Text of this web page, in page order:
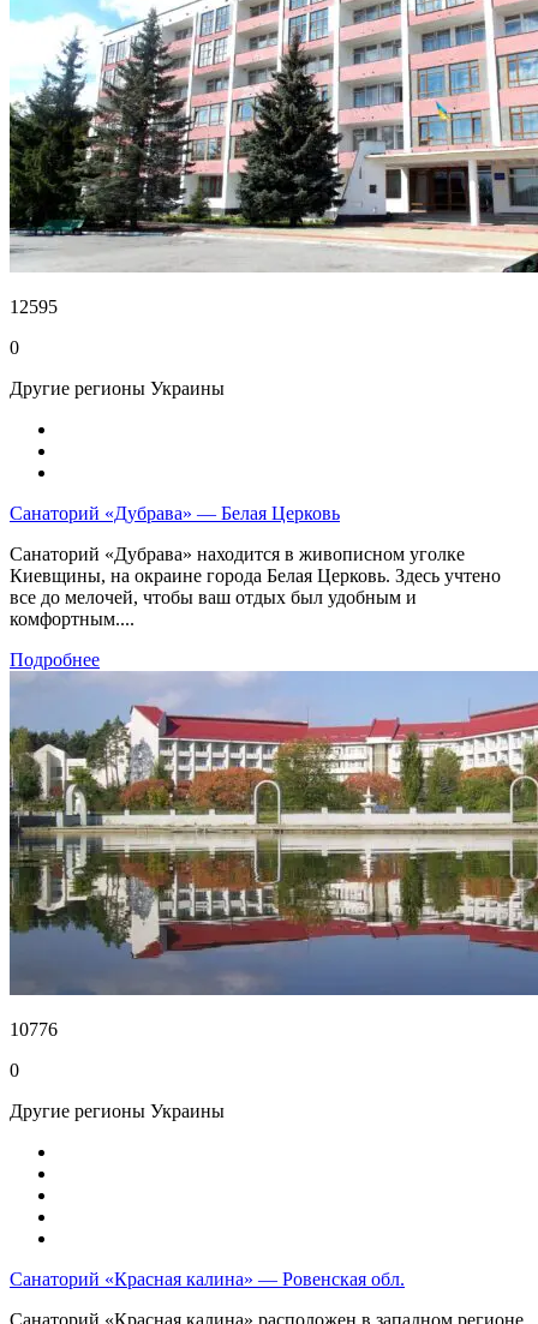
12595
0
Другие регионы Украины
Санаторий «Дубрава» — Белая Церковь
Санаторий «Дубрава» находится в живописном уголке
Киевщины, на окраине города Белая Церковь. Здесь учтено
все до мелочей, чтобы ваш отдых был удобным и
комфортным....
Подробнее
10776
0
Другие регионы Украины
Санаторий «Красная калина» — Ровенская обл.
Санаторий «Красная калина» расположен в западном регионе